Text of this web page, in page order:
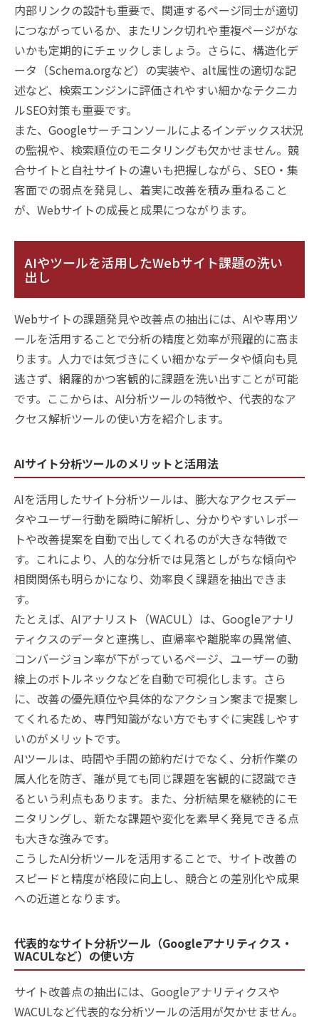
内部リンクの設計も重要で、関連するページ同士が適切
につながっているか、またリンク切れや重複ページがな
いかも定期的にチェックしましょう。さらに、構造化デ
ータ（Schema.orgなど）の実装や、alt属性の適切な記
述など、検索エンジンに評価されやすい細かなテクニカ
ルSEO対策も重要です。
また、Googleサーチコンソールによるインデックス状況
の監視や、検索順位のモニタリングも欠かせません。競
合サイトと自社サイトの違いも把握しながら、SEO・集
客面での弱点を発見し、着実に改善を積み重ねること
が、Webサイトの成長と成果につながります。
AIやツールを活用したWebサイト課題の洗い
出し
Webサイトの課題発見や改善点の抽出には、AIや専用ツ
ールを活用することで分析の精度と効率が飛躍的に高ま
ります。人力では気づきにくい細かなデータや傾向も見
逃さず、網羅的かつ客観的に課題を洗い出すことが可能
です。ここからは、AI分析ツールの特徴や、代表的なア
クセス解析ツールの使い方を紹介します。
AIサイト分析ツールのメリットと活用法
AIを活用したサイト分析ツールは、膨大なアクセスデー
タやユーザー行動を瞬時に解析し、分かりやすいレポー
トや改善提案を自動で出してくれるのが大きな特徴で
す。これにより、人的な分析では見落としがちな傾向や
相関関係も明らかになり、効率良く課題を抽出できま
す。
たとえば、AIアナリスト（WACUL）は、Googleアナリ
ティクスのデータと連携し、直帰率や離脱率の異常値、
コンバージョン率が下がっているページ、ユーザーの動
線上のボトルネックなどを自動で可視化します。さら
に、改善の優先順位や具体的なアクション案まで提案し
てくれるため、専門知識がない方でもすぐに実践しやす
いのがメリットです。
AIツールは、時間や手間の節約だけでなく、分析作業の
属人化を防ぎ、誰が見ても同じ課題を客観的に認識でき
るという利点もあります。また、分析結果を継続的にモ
ニタリングし、新たな課題や変化を素早く発見できる点
も大きな強みです。
こうしたAI分析ツールを活用することで、サイト改善の
スピードと精度が格段に向上し、競合との差別化や成果
への近道となります。
代表的なサイト分析ツール（Googleアナリティクス・
WACULなど）の使い方
サイト改善点の抽出には、Googleアナリティクスや
WACULなど代表的な分析ツールの活用が欠かせません。